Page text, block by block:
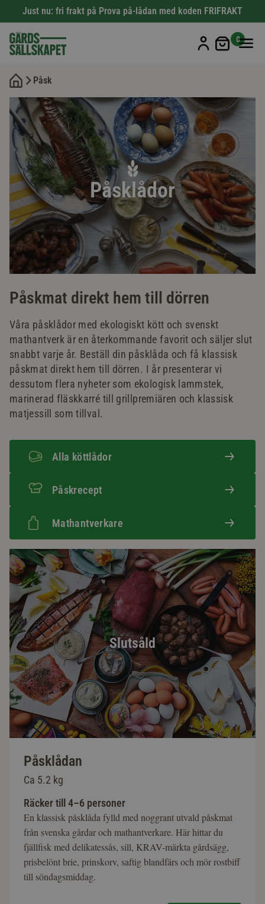
Just nu: fri frakt på Prova på-lådan med koden FRIFRAKT
Min
0
Påsk
Påsklådor
Påskmat direkt hem till dörren
Våra påsklådor med ekologiskt kött och svenskt
mathantverk är en återkommande favorit och säljer slut
snabbt varje år. Beställ din påsklåda och få klassisk
påskmat direkt hem till dörren. I år presenterar vi
dessutom flera nyheter som ekologisk lammstek,
marinerad fläskkarré till grillpremiären och klassisk
matjessill som tillval.
Alla köttlådor
Påskrecept
Mathantverkare
Slutsåld
Påsklådan
Ca 5.2 kg
Räcker till 4–6 personer
En klassisk påsklåda fylld med noggrant utvald påskmat
från svenska gårdar och mathantverkare. Här hittar du
fjällfisk med delikatessås, sill, KRAV-märkta gårdsägg,
prisbelönt brie, prinskorv, saftig blandfärs och mör rostbiff
till söndagsmiddag.